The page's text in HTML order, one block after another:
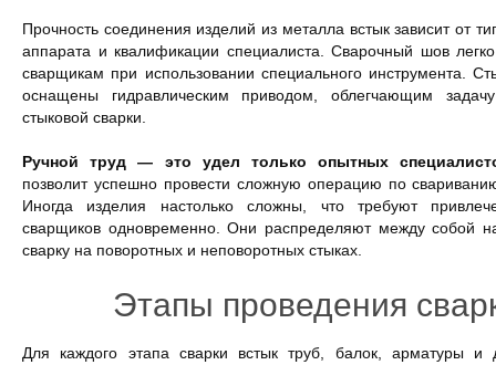
Прочность соединения изделий из металла встык зависит от
аппарата и квалификации специалиста. Сварочный шов
сварщикам при использовании специального инструмента.
оснащены гидравлическим приводом, облегчающим
стыковой сварки.
Ручной труд — это удел только опытных
позволит успешно провести сложную операцию по
Иногда изделия настолько сложны, что требуют
сварщиков одновременно. Они распределяют между собой
сварку на поворотных и неповоротных стыках.
Этапы проведения
Для каждого этапа сварки встык труб, балок, арматуры и